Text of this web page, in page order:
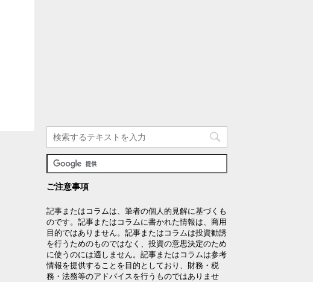
ご注意事項
記事またはコラムは、筆者の個人的見解に基づくも
のです。記事またはコラムに書かれた情報は、商用
目的ではありません。記事またはコラムは投資勧誘
を行うためのものではなく、投資の意思決定のため
に使うのには適しません。記事またはコラムは参考
情報を提供することを目的としており、財務・税
務・法務等のアドバイスを行うものではありませ